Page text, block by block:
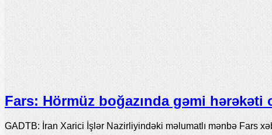
Fars: Hörmüz boğazında gəmi
GADTB: İran Xarici İşlər Nazirliyindəki məlumatlı mənbə Fars